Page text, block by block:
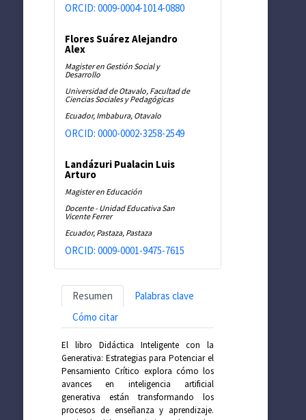
ORCID: 0009-0004-1014-0880
Flores Suárez Alejandro
Alex
Magister en Gestión Social y
Desarrollo
Universidad de Otavalo, Facultad de
Ciencias Sociales y Pedagógicas
Ecuador, Imbabura, Otavalo
ORCID: 0000-0002-3258-2549
Landázuri Pualacin Luis
Arturo
Magister en Educación
Docente - Unidad Educativa San
Vicente Ferrer
Ecuador, Pastaza, Pastaza
ORCID: 0009-0001-9475-7615
Resumen
Palabras clave
Cómo citar
El libro Didáctica Inteligente con la
Generativa: Estrategias para Potenciar el
Pensamiento Crítico explora cómo los
avances en inteligencia artificial
generativa están transformando los
procesos de enseñanza y aprendizaje.